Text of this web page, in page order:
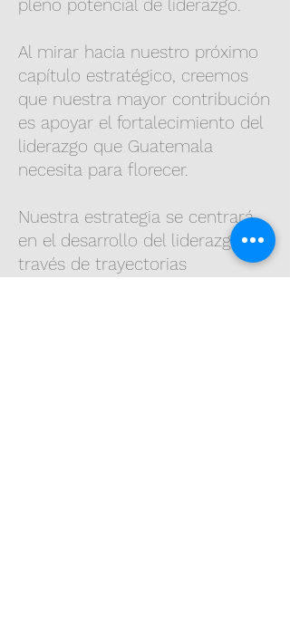
pleno potencial de liderazgo.
Al mirar hacia nuestro próximo
capítulo estratégico, creemos
que nuestra mayor contribución
es apoyar el fortalecimiento del
liderazgo que Guatemala
necesita para florecer.
Nuestra estrategia se centrará
en el desarrollo del liderazgo a
través de trayectorias